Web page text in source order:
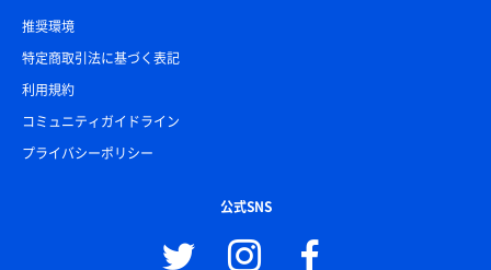
推奨環境
特定商取引法に基づく表記
利用規約
コミュニティガイドライン
プライバシーポリシー
公式SNS